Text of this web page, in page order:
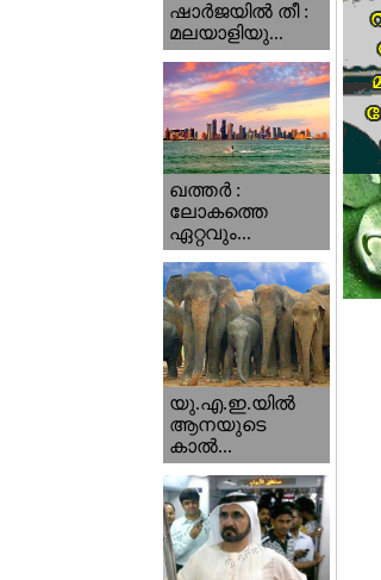
ഷാര്‍ജയില്‍ തീ :
മലയാളിയു...
ഖത്തര്‍ :
ലോകത്തെ
ഏറ്റവും...
യു.എ.ഇ.യില്‍
ആനയുടെ
കാല്‍...